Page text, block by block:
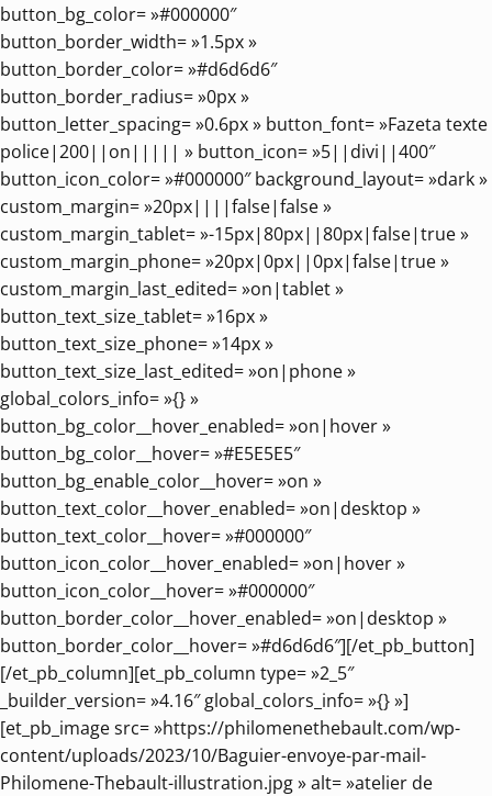
button_bg_color= »#000000″
button_border_width= »1.5px »
button_border_color= »#d6d6d6″
button_border_radius= »0px »
button_letter_spacing= »0.6px » button_font= »Fazeta texte
police|200||on||||| » button_icon= »5||divi||400″
button_icon_color= »#000000″ background_layout= »dark »
custom_margin= »20px||||false|false »
custom_margin_tablet= »-15px|80px||80px|false|true »
custom_margin_phone= »20px|0px||0px|false|true »
custom_margin_last_edited= »on|tablet »
button_text_size_tablet= »16px »
button_text_size_phone= »14px »
button_text_size_last_edited= »on|phone »
global_colors_info= »{} »
button_bg_color__hover_enabled= »on|hover »
button_bg_color__hover= »#E5E5E5″
button_bg_enable_color__hover= »on »
button_text_color__hover_enabled= »on|desktop »
button_text_color__hover= »#000000″
button_icon_color__hover_enabled= »on|hover »
button_icon_color__hover= »#000000″
button_border_color__hover_enabled= »on|desktop »
button_border_color__hover= »#d6d6d6″][/et_pb_button]
[/et_pb_column][et_pb_column type= »2_5″
_builder_version= »4.16″ global_colors_info= »{} »]
[et_pb_image src= »https://philomenethebault.com/wp-
content/uploads/2023/10/Baguier-envoye-par-mail-
Philomene-Thebault-illustration.jpg » alt= »atelier de